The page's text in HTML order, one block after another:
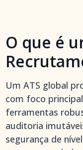
O que é
Um ATS global
com foco
ferramentas
auditoria
segurança de